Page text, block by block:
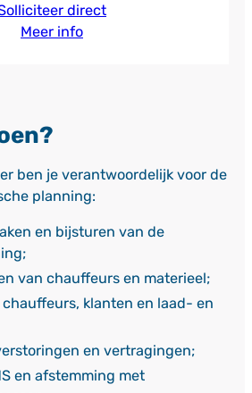
direct
Meer info
ben je verantwoordelijk voor de
planning:
en bijsturen van de
van chauffeurs en materieel;
klanten en laad- en
en vertragingen;
en afstemming met